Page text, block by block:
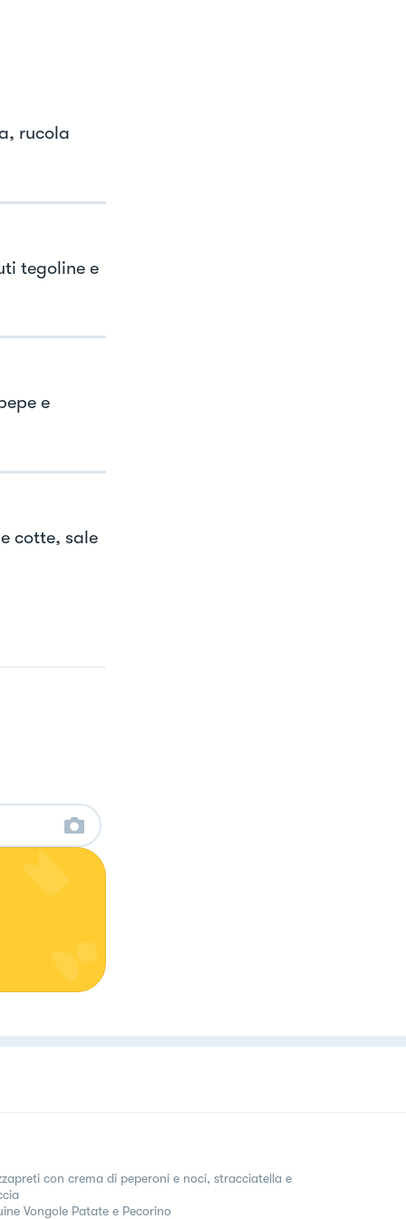
rucola
tegoline e
e
cotte, sale
con crema di peperoni e noci, stracciatella e
Vongole Patate e Pecorino